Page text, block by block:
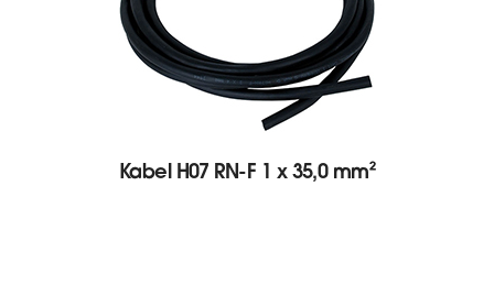
Kabel H07 RN-F 1 x 35,0 mm²